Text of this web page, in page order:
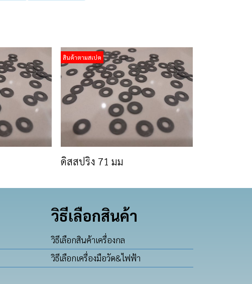
สินค้าตามสเปค
ดิสสปริง 71 มม
วิธีเลือกสินค้า
วิธีเลือกสินค้าเครื่องกล
วิธีเลือกเครื่องมือวัด&ไฟฟ้า